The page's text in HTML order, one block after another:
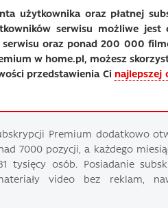
użytkownika oraz płatnej
serwisu możliwe jest
oraz ponad 200 000
w home.pl, możesz
przedstawienia Ci najlepszej
Premium dodatkowo
7000 pozycji, a każdego
tysięcy osób. Posiadanie
video bez reklam,